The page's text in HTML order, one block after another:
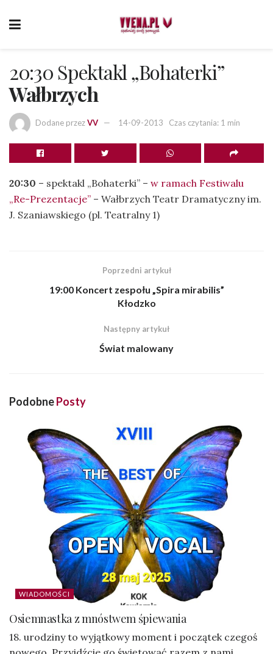
20:30 Spektakl „Bohaterki”
Wałbrzych
Dodane przezVV 14-09-2013 Czas czytania: 1 min
20:30 – spektakl „Bohaterki” – w ramach Festiwalu
„Re-Prezentacje” – Wałbrzych Teatr Dramatyczny im.
J. Szaniawskiego (pl. Teatralny 1)
Poprzedni artykuł
19:00 Koncert zespołu „Spira mirabilis”
Kłodzko
Następny artykuł
Świat malowany
PodobnePosty
WIADOMOŚCI
Osiemnastka z mnóstwem śpiewania
18. urodziny to wyjątkowy moment i początek czegoś